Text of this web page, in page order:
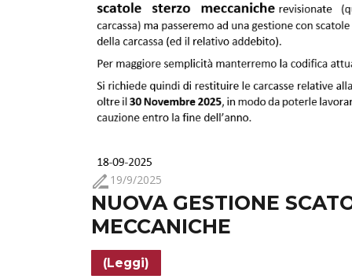
drive_file_rename_outline19/9/2025
NUOVA GESTIONE
MECCANICHE
(Leggi)